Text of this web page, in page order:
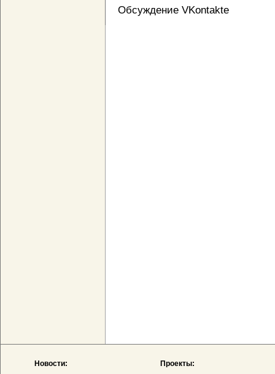
Обсуждение VKontakte
Новости: Проекты: